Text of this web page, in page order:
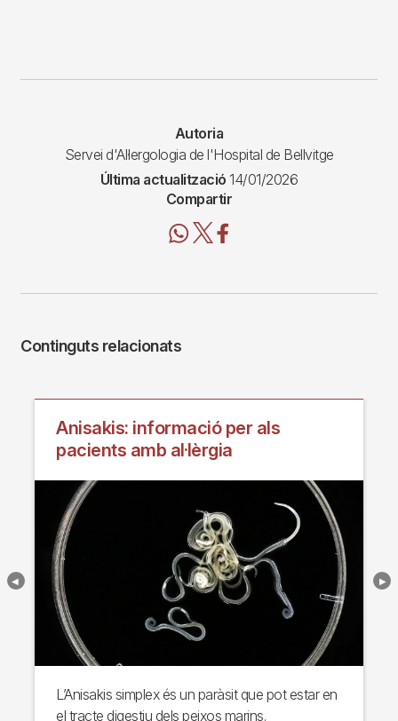
Autoria
Servei d'Al·lergologia de l'Hospital de Bellvitge
Última actualització 14/01/2026
Compartir
Continguts relacionats
Anisakis: informació per als
pacients amb al·lèrgia
L’Anisakis simplex és un paràsit que pot estar en
el tracte digestiu dels peixos marins.